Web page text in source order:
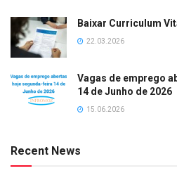
Baixar Curriculum
22.03.2026
Vagas de emprego
14 de Junho de 2026
15.06.2026
Recent News